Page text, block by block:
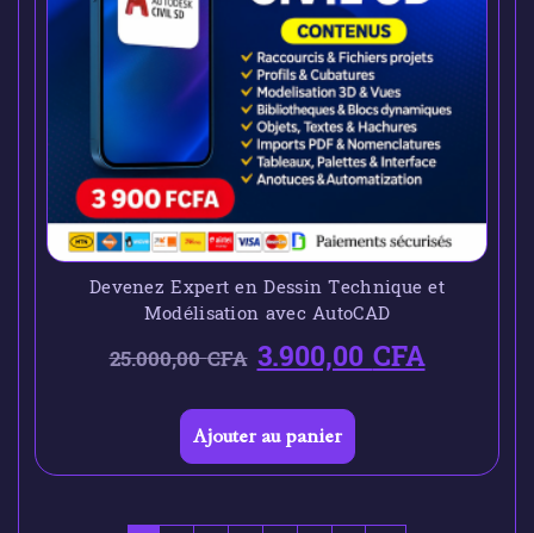
Devenez Expert en Dessin Technique et
Modélisation avec AutoCAD
25.000,00CFA 3.900,00CFA
Ajouter au panier